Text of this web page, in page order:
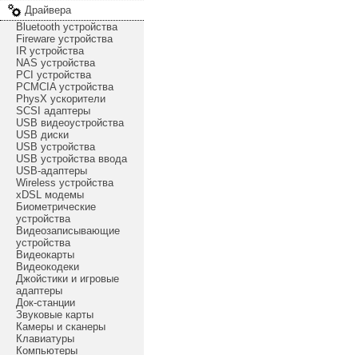
Драйвера
Bluetooth устройства
Fireware устройства
IR устройства
NAS устройства
PCI устройства
PCMCIA устройства
PhysX ускорители
SCSI адаптеры
USB видеоустройства
USB диски
USB устройства
USB устройства ввода
USB-адаптеры
Wireless устройства
xDSL модемы
Биометрические
устройства
Видеозаписывающие
устройства
Видеокарты
Видеокодеки
Джойстики и игровые
адаптеры
Док-станции
Звуковые карты
Камеры и сканеры
Клавиатуры
Компьютеры